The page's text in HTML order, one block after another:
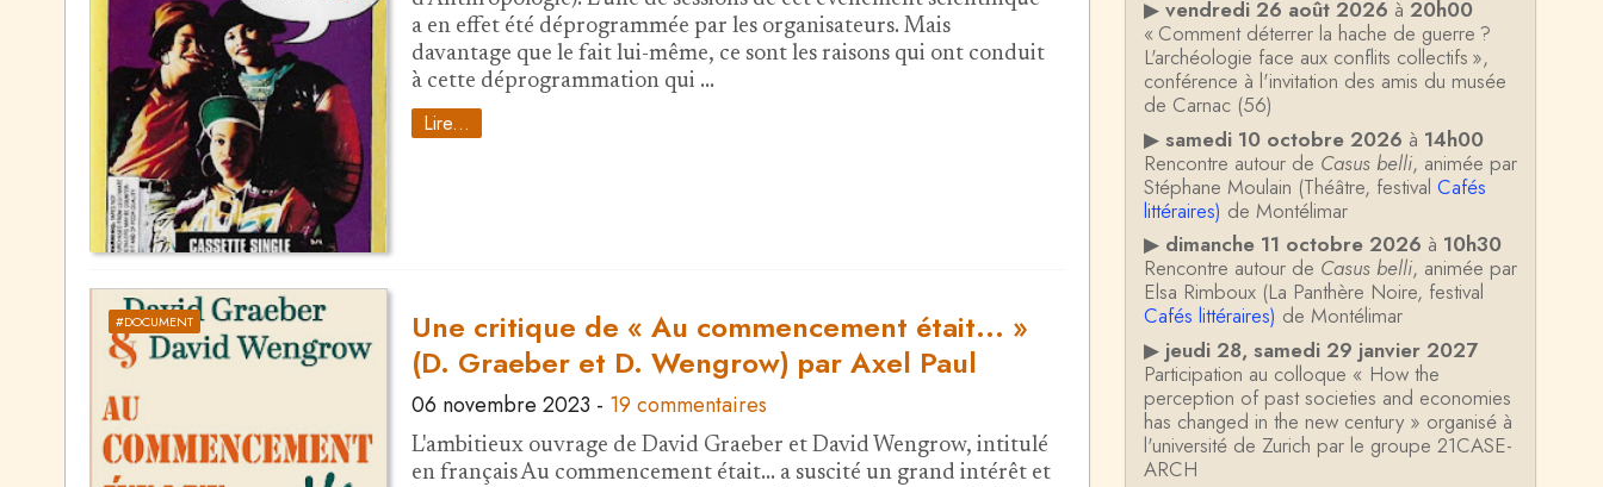
a en effet été déprogrammée par les organisateurs. Mais
davantage que le fait lui-même, ce sont les raisons qui ont conduit
à cette déprogrammation qui …
Lire...
#DOCUMENT
Une critique de « Au commencement était... »
(D. Graeber et D. Wengrow) par Axel Paul
06 novembre 2023 - 19 commentaires
L'ambitieux ouvrage de David Graeber et David Wengrow, intitulé
en français Au commencement était... a suscité un grand intérêt et
▶ vendredi 26 août 2026 à 20h00
« Comment déterrer la hache de guerre ?
L'archéologie face aux conflits collectifs »,
conférence à l'invitation des amis du musée
de Carnac (56)
▶ samedi 10 octobre 2026 à 14h00
Rencontre autour de Casus belli, animée par
Stéphane Moulain (Théâtre, festival Cafés
littéraires) de Montélimar
▶ dimanche 11 octobre 2026 à 10h30
Rencontre autour de Casus belli, animée par
Elsa Rimboux (La Panthère Noire, festival
Cafés littéraires) de Montélimar
▶ jeudi 28, samedi 29 janvier 2027
Participation au colloque « How the
perception of past societies and economies
has changed in the new century » organisé à
l'université de Zurich par le groupe 21CASE-
ARCH